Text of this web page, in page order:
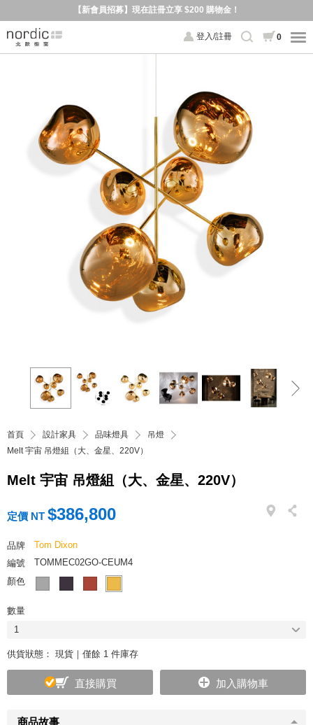
【新會員招募】現在註冊立享 $200 購物金！
登入/註冊 0
首頁 設計家具 品味燈具
吊燈
Melt 宇宙 吊燈組（大、金星、220V）
Melt 宇宙 吊燈組（大、金星、220V）
商品故事
定價 NT $386,800
品牌
Tom Dixon
編號
TOMMEC02GO-CEUM4
顏色
數量
1
供貨狀態： 現貨｜僅餘 1 件庫存
直接購買 加入購物車